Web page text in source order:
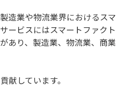
造業や物流業界におけるスマ
ービスにはスマートファクト
あり、製造業、物流業、商業
献しています。